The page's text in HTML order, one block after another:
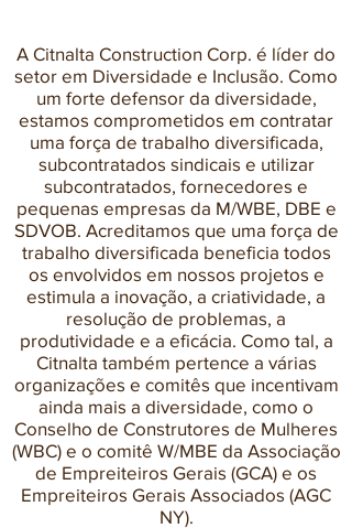
A Citnalta Construction Corp. é líder do
setor em Diversidade e Inclusão. Como
um forte defensor da diversidade,
estamos comprometidos em contratar
uma força de trabalho diversificada,
subcontratados sindicais e utilizar
subcontratados, fornecedores e
pequenas empresas da M/WBE, DBE e
SDVOB. Acreditamos que uma força de
trabalho diversificada beneficia todos
os envolvidos em nossos projetos e
estimula a inovação, a criatividade, a
resolução de problemas, a
produtividade e a eficácia. Como tal, a
Citnalta também pertence a várias
organizações e comitês que incentivam
ainda mais a diversidade, como o
Conselho de Construtores de Mulheres
(WBC) e o comitê W/MBE da Associação
de Empreiteiros Gerais (GCA) e os
Empreiteiros Gerais Associados (AGC
NY).